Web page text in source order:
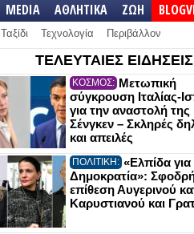
MEDIA ΑΘΛΗΤΙΚΑ ΖΩΗ
Ταξίδι Τεχνολογία Περιβάλλον
ΤΕΛΕΥΤΑΙΕΣ ΕΙΔΗΣΕΙΣ
ΚΟΣΜΟΣ: Μετωπική
σύγκρουση Ιταλίας-
για την αναστολή της
Σένγκεν – Σκληρές
και απειλές
ΠΟΛΙΤΙΚΗ: «Ελπίδα για
Δημοκρατία»:
επίθεση Αυγερινού
Καρυστιανού και